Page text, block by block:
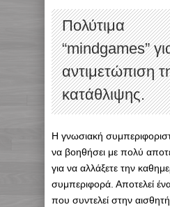
Πολύτιμα
“mindgames”
αντιμετώπιση
κατάθλιψης.
H γνωσιακή
να βοηθήσει με πολύ
για να αλλάξετε την
συμπεριφορά. Αποτελεί
που συντελεί στην